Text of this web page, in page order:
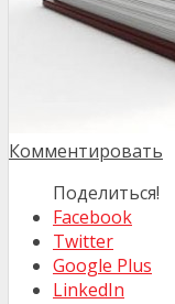
Комментировать
Поделиться!
Facebook
Twitter
Google Plus
LinkedIn